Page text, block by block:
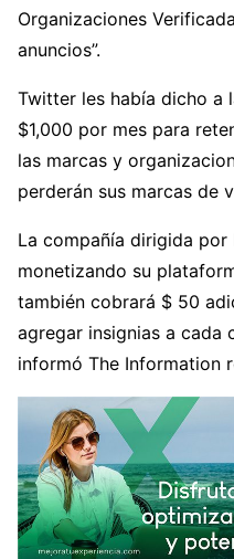
Organizaciones
anuncios”.
Twitter les había dicho a
$1,000 por mes para
las marcas y
perderán sus marcas de
La compañía dirigida por
monetizando su
también cobrará $ 50
agregar insignias a cada
informó The Information